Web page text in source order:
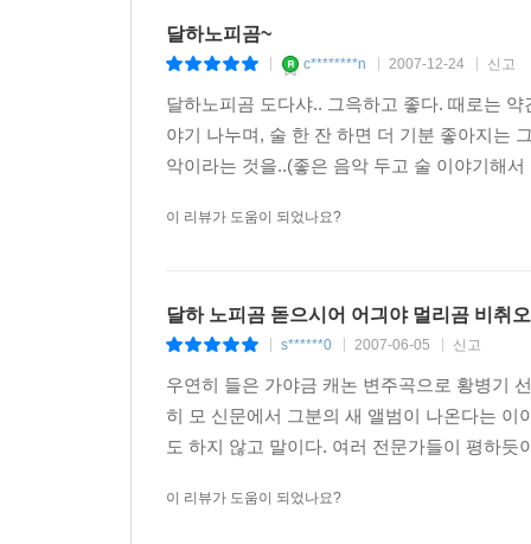
달하노피곰~
c********n 2007-12-24 신고
달하노피곰 도다샤.. 그윽하고 좋다. 때로는
야기 나누며, 술 한 잔 하면 더 기분 좋아지는
악이라는 것을..(좋은 음악 두고 술 이야기해
이 리뷰가 도움이 되었나요?
달하 노피곰 돋으시어 어긔야 멀리곰 비취
s******0 2007-06-05 신고
우연히 들은 가야금 캐논 변주곡으로 황병기
히 모 신문에서 그분의 새 앨범이 나온다는 이
도 하지 않고 말이다. 여러 전문가들이 평하
이 리뷰가 도움이 되었나요?